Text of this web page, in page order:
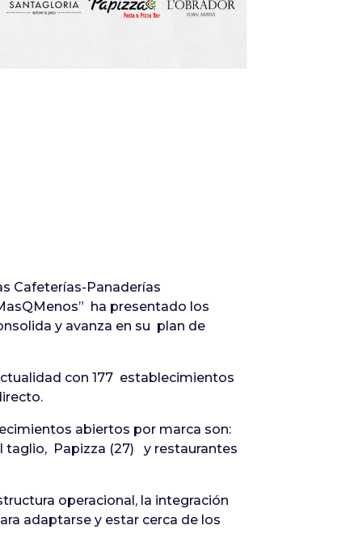
Cafeterías-Panaderías
ha presentado los
y avanza en su plan de
con 177 establecimientos
abiertos por marca son:
taglio, Papizza (27) y restaurantes
operacional, la integración
adaptarse y estar cerca de los